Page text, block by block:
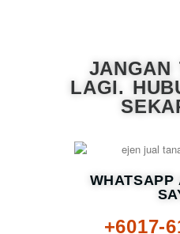
JANGAN
LAGI.
+6017-